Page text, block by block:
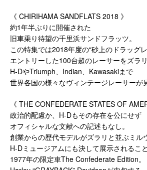
《 CHIRIHAMA SANDFLATS 2018 》
約1年半ぶりに開催された
旧車乗り待望の千里浜サンドフラッツ。
この特集では2018年度の“砂上のドラッグ
エントリーした100台超のレーサーをズラ
H-DやTriumph、Indian、Kawasakiまで
世界各国の様々なヴィンテージレーサーが
《 THE CONFEDERATE STATES OF
政治的配慮か、H-Dもその存在を公にせず
オフィシャルな文献への記述もなし。
創業からの歴代モデルがズラリと並ぶミル
H-Dミュージアムにも決して展示されるこ
1977年の限定車The Confederate Edition。